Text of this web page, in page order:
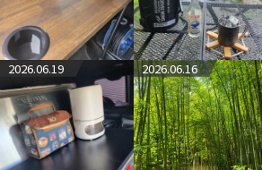
いまいちな立地にある、
リフォームされた豪華な宮殿を手に入れたのだが、
玄関が2つとも北側で納得がいかない夢で、
周りは何故か寂しい感じで、
表の道路は賑やかで渋滞している夢だ
<人生観>
最終的なゴールは全くわからないが、
人生を悔いなく、結果を出し、
実行と行動していくだけだ
2026.06.19 2026.06.16